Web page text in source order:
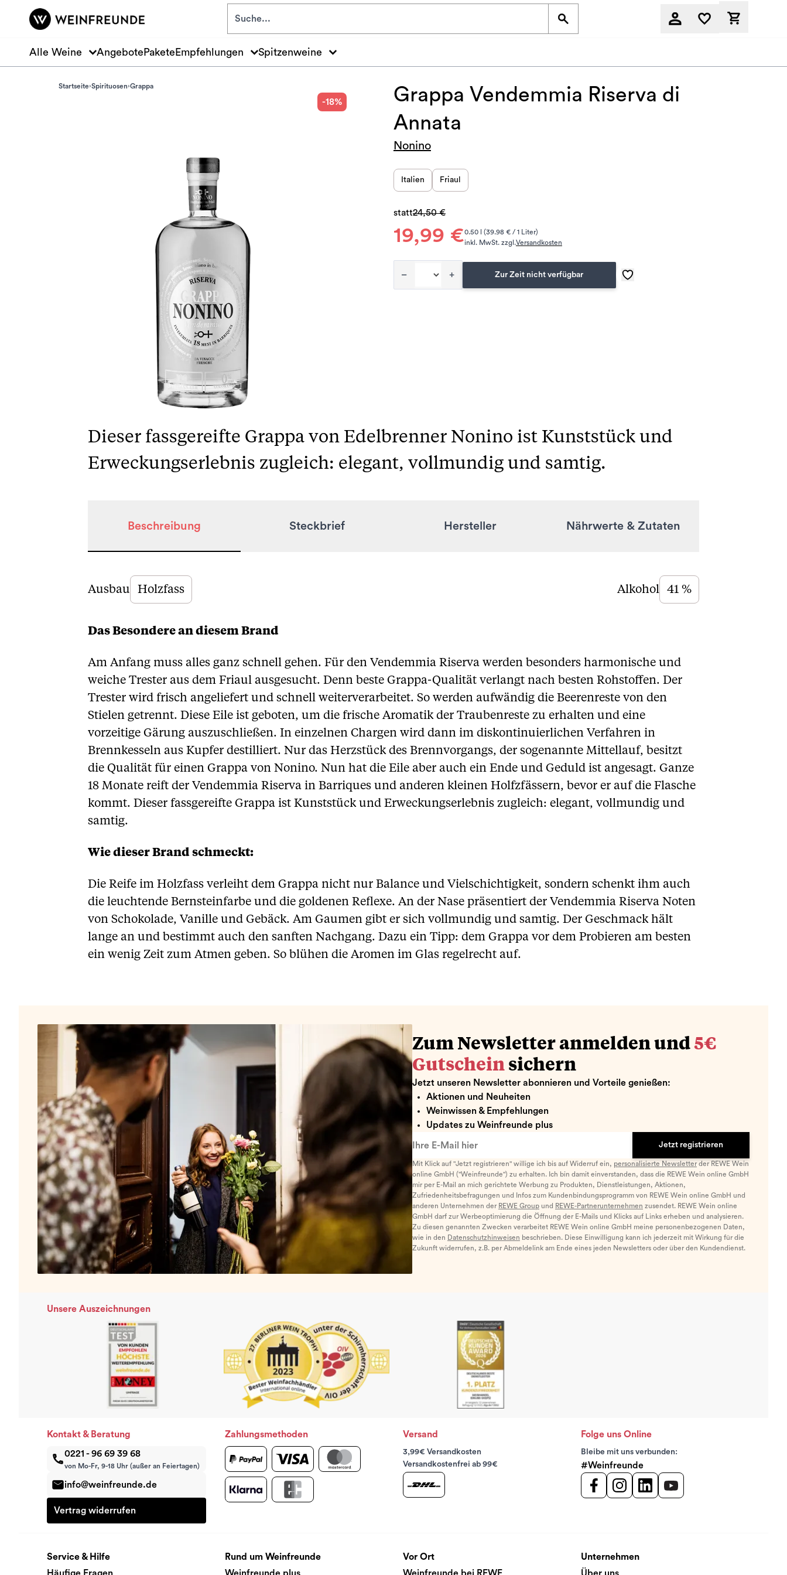
Zum Hauptinhalt springen
Alle Weine Angebote Pakete Empfehlungen Spitzenweine
Startseite Spirituosen Grappa
-18%
Grappa Vendemmia Riserva di
Annata
Nonino
Italien Friaul
19,99 €
statt24,50 €
0.50 l (39.98 € / 1 Liter)
inkl. MwSt. zzgl.Versandkosten
– + Zur Zeit nicht verfügbar
Dieser fassgereifte Grappa von Edelbrenner Nonino ist Kunststück und
Erweckungserlebnis zugleich: elegant, vollmundig und samtig.
Beschreibung Steckbrief Hersteller Nährwerte & Zutaten
Beschreibung
Ausbau Holzfass Alkohol 41 %
Das Besondere an diesem Brand
Am Anfang muss alles ganz schnell gehen. Für den Vendemmia Riserva werden besonders harmonische und
weiche Trester aus dem Friaul ausgesucht. Denn beste Grappa-Qualität verlangt nach besten Rohstoffen. Der
Trester wird frisch angeliefert und schnell weiterverarbeitet. So werden aufwändig die Beerenreste von den
Stielen getrennt. Diese Eile ist geboten, um die frische Aromatik der Traubenreste zu erhalten und eine
vorzeitige Gärung auszuschließen. In einzelnen Chargen wird dann im diskontinuierlichen Verfahren in
Brennkesseln aus Kupfer destilliert. Nur das Herzstück des Brennvorgangs, der sogenannte Mittellauf, besitzt
die Qualität für einen Grappa von Nonino. Nun hat die Eile aber auch ein Ende und Geduld ist angesagt. Ganze
18 Monate reift der Vendemmia Riserva in Barriques und anderen kleinen Holfzfässern, bevor er auf die Flasche
kommt. Dieser fassgereifte Grappa ist Kunststück und Erweckungserlebnis zugleich: elegant, vollmundig und
samtig.
Wie dieser Brand schmeckt:
Die Reife im Holzfass verleiht dem Grappa nicht nur Balance und Vielschichtigkeit, sondern schenkt ihm auch
die leuchtende Bernsteinfarbe und die goldenen Reflexe. An der Nase präsentiert der Vendemmia Riserva Noten
von Schokolade, Vanille und Gebäck. Am Gaumen gibt er sich vollmundig und samtig. Der Geschmack hält
lange an und bestimmt auch den sanften Nachgang. Dazu ein Tipp: dem Grappa vor dem Probieren am besten
ein wenig Zeit zum Atmen geben. So blühen die Aromen im Glas regelrecht auf.
Zum Newsletter anmelden und 5€
Gutschein sichern
Jetzt unseren Newsletter abonnieren und Vorteile genießen:
Aktionen und Neuheiten
Weinwissen & Empfehlungen
Updates zu Weinfreunde plus
Jetzt registrieren
Mit Klick auf "Jetzt registrieren" willige ich bis auf Widerruf ein, personalisierte Newsletterder REWE Wein
online GmbH ("Weinfreunde") zu erhalten. Ich bin damit einverstanden, dass die REWE Wein online GmbH
mir per E-Mail an mich gerichtete Werbung zu Produkten, Dienstleistungen, Aktionen,
Zufriedenheitsbefragungen und Infos zum Kundenbindungsprogramm von REWE Wein online GmbH und
anderen Unternehmen der REWE Group und REWE-Partnerunternehmen zusendet. REWE Wein online
GmbH darf zur Werbeoptimierung die Öffnung der E-Mails und Klicks auf Links erheben und analysieren.
Zu diesen genannten Zwecken verarbeitet REWE Wein online GmbH meine personenbezogenen Daten,
wie in den Datenschutzhinweisen beschrieben. Diese Einwilligung kann ich jederzeit mit Wirkung für die
Zukunft widerrufen, z.B. per Abmeldelink am Ende eines jeden Newsletters oder über den Kundendienst.
Unsere Auszeichnungen
Kontakt & Beratung
0221 - 96 69 39 68
von Mo-Fr, 9-18 Uhr (außer an Feiertagen)
info@weinfreunde.de
Vertrag widerrufen
Zahlungsmethoden Versand
3,99€ Versandkosten
Versandkostenfrei ab 99€
Folge uns Online
Bleibe mit uns verbunden:
#Weinfreunde
Service & Hilfe
Rund um Weinfreunde
Vor Ort
Unternehmen